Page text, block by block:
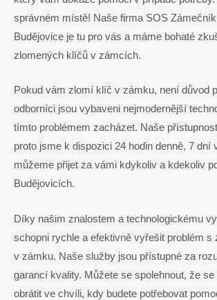
správném místě! Naše firma SOS
Budějovice je tu pro vás a máme bohaté
zlomených klíčů v zámcích.
Pokud vám zlomí klíč v zámku, není důvod
odborníci jsou vybaveni nejmodernější
tímto problémem zacházet. Naše
proto jsme k dispozici 24 hodin denně, 7 dní
můžeme přijet za vámi kdykoliv a kdekoliv
Budějovicích.
Díky našim znalostem a technologickému
schopni rychle a efektivně vyřešit problém s
v zámku. Naše služby jsou přístupné za
garancí kvality. Můžete se spolehnout, že
obrátit ve chvíli, kdy budete potřebovat